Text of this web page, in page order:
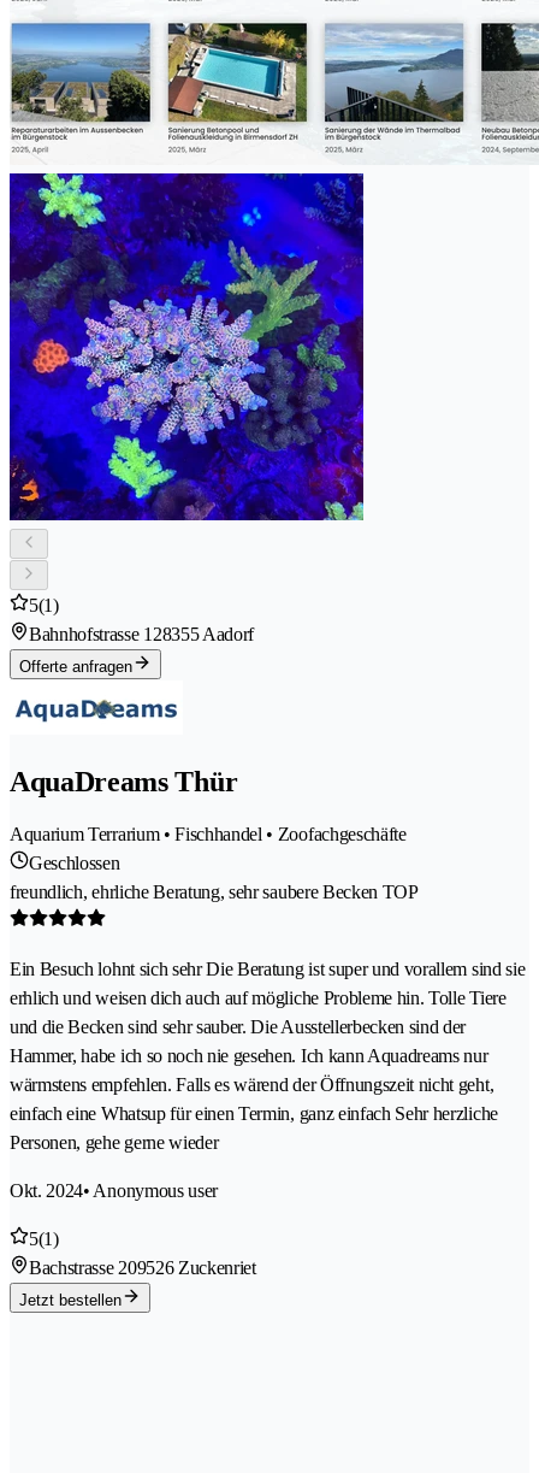
5(1)
Bahnhofstrasse 128355 Aadorf
Offerte anfragen
AquaDreams Thür
Aquarium Terrarium • Fischhandel • Zoofachgeschäfte
Geschlossen
freundlich, ehrliche Beratung, sehr saubere Becken TOP
Ein Besuch lohnt sich sehr Die Beratung ist super und vorallem sind sie
erhlich und weisen dich auch auf mögliche Probleme hin. Tolle Tiere
und die Becken sind sehr sauber. Die Ausstellerbecken sind der
Hammer, habe ich so noch nie gesehen. Ich kann Aquadreams nur
wärmstens empfehlen. Falls es wärend der Öffnungszeit nicht geht,
einfach eine Whatsup für einen Termin, ganz einfach Sehr herzliche
Personen, gehe gerne wieder
Okt. 2024• Anonymous user
5(1)
Bachstrasse 209526 Zuckenriet
Jetzt bestellen